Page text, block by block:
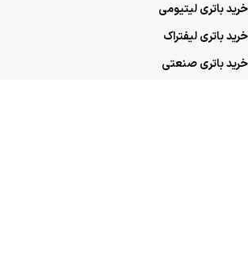
خرید باتری لیتیومی
خرید باتری لیفتراک
خرید باتری صنعتی